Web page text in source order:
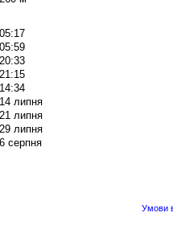
05:17
05:59
20:33
21:15
14:34
14 липня
21 липня
29 липня
6 серпня
Умови